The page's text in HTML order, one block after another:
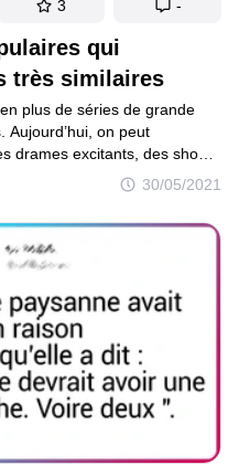
qui
très similaires
30/05/2021
plus de séries de grande
Aujourd’hui, on peut
drames excitants, des shows
fiction à gros budgets et bien
de séries risque
effet, si l’on apprécie
vraiment intéressants,
toute la nuit. Vu l’invasion
et plateformes, pas étonnant
points communs quant
de leurs héros.
3 -